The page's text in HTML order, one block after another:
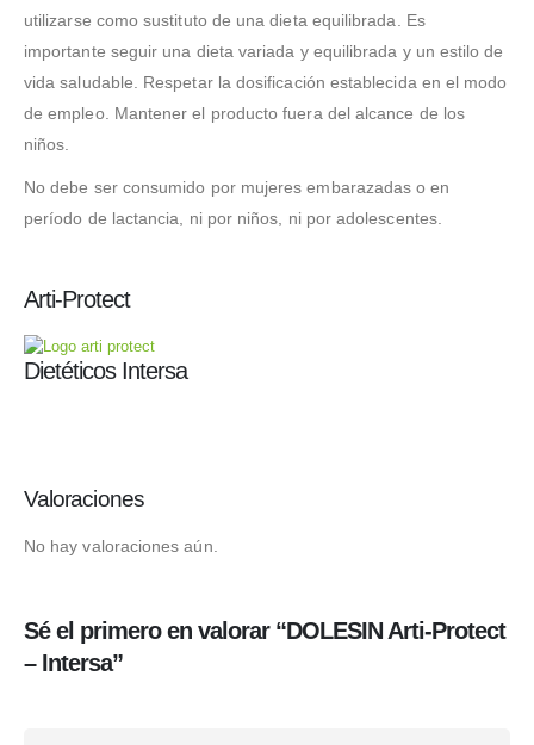
utilizarse como sustituto de una dieta equilibrada. Es
importante seguir una dieta variada y equilibrada y un estilo de
vida saludable. Respetar la dosificación establecida en el modo
de empleo. Mantener el producto fuera del alcance de los
niños.
No debe ser consumido por mujeres embarazadas o en
período de lactancia, ni por niños, ni por adolescentes.
Arti-Protect
Dietéticos Intersa
Valoraciones
No hay valoraciones aún.
Sé el primero en valorar “DOLESIN Arti-Protect
– Intersa”